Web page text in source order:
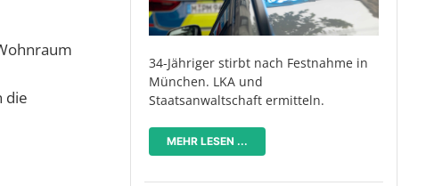
die
34-Jähriger stirbt nach Festnahme in
München. LKA und
Staatsanwaltschaft ermitteln.
MEHR LESEN ...